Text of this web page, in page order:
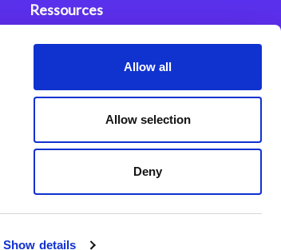
Show details
Allow all
Allow selection
Deny
Ressources
Support
Partenaires